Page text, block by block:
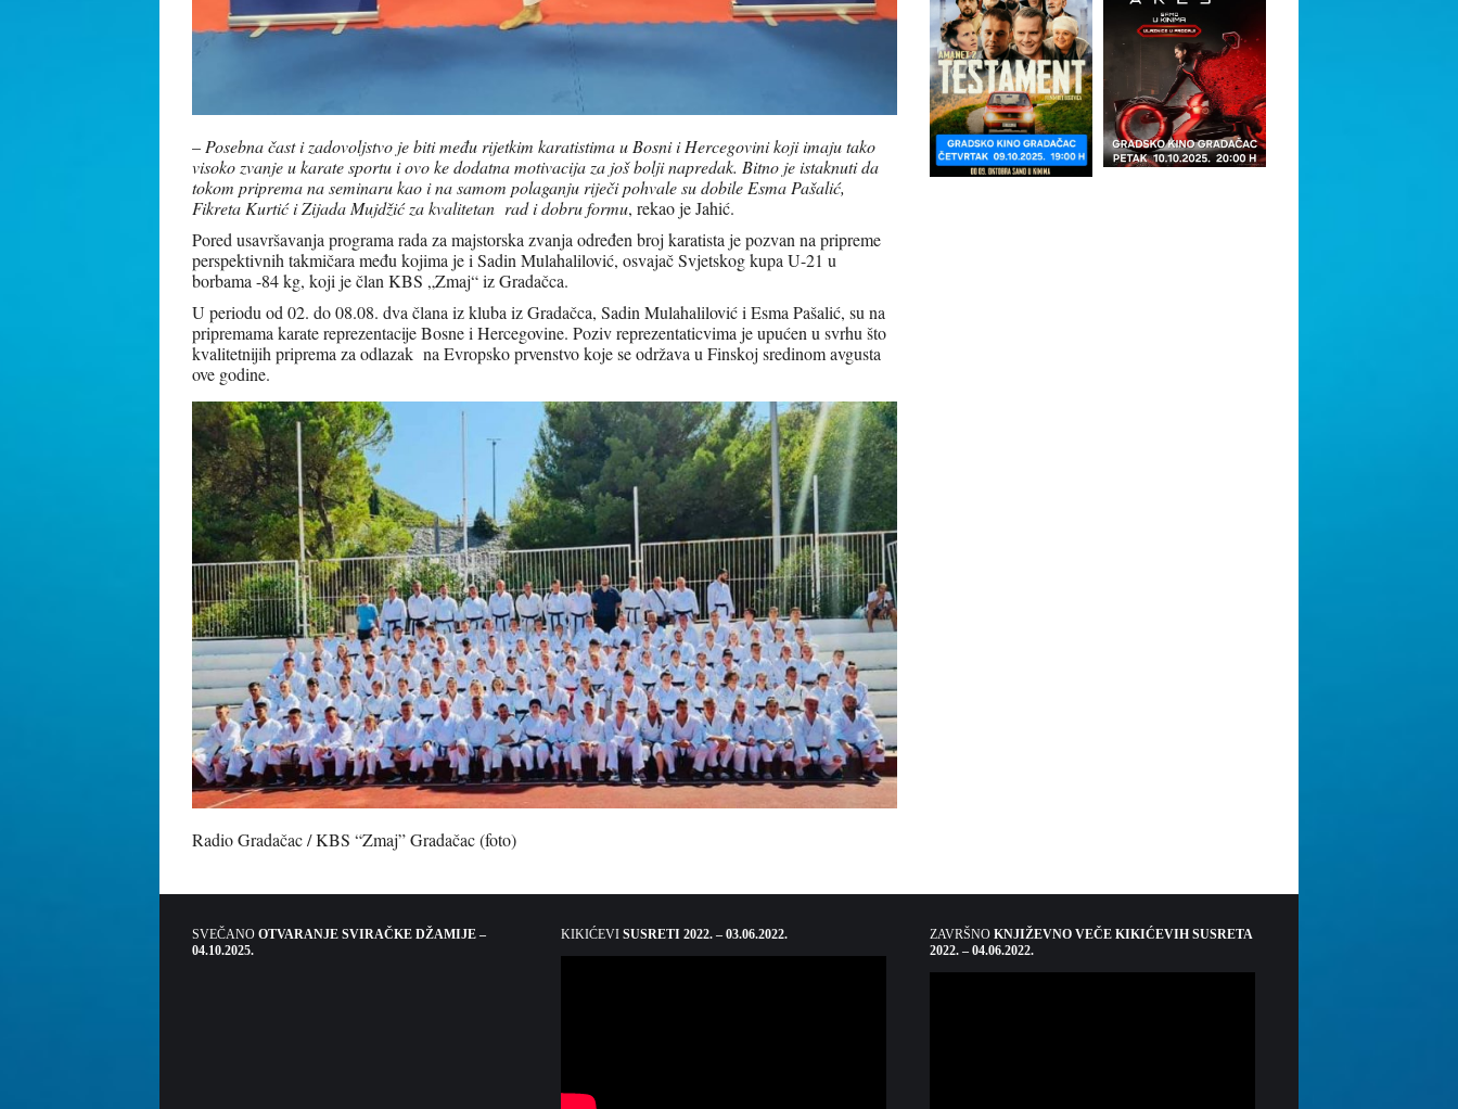
– Posebna čast i zadovoljstvo je biti među rijetkim karatistima u Bosni i Hercegovini koji imaju tako
visoko zvanje u karate sportu i ovo ke dodatna motivacija za još bolji napredak. Bitno je istaknuti da
tokom priprema na seminaru kao i na samom polaganju riječi pohvale su dobile Esma Pašalić,
Fikreta Kurtić i Zijada Mujdžić za kvalitetan rad i dobru formu, rekao je Jahić.
Pored usavršavanja programa rada za majstorska zvanja određen broj karatista je pozvan na pripreme
perspektivnih takmičara među kojima je i Sadin Mulahalilović, osvajač Svjetskog kupa U-21 u
borbama -84 kg, koji je član KBS „Zmaj“ iz Gradačca.
U periodu od 02. do 08.08. dva člana iz kluba iz Gradačca, Sadin Mulahalilović i Esma Pašalić, su na
pripremama karate reprezentacije Bosne i Hercegovine. Poziv reprezentaticvima je upućen u svrhu što
kvalitetnijih priprema za odlazak na Evropsko prvenstvo koje se održava u Finskoj sredinom avgusta
ove godine.
Radio Gradačac / KBS “Zmaj” Gradačac (foto)
SVEČANO OTVARANJE SVIRAČKE DŽAMIJE –
04.10.2025.
KIKIĆEVI SUSRETI 2022. – 03.06.2022. ZAVRŠNO KNJIŽEVNO VEČE KIKIĆEVIH SUSRETA
2022. – 04.06.2022.